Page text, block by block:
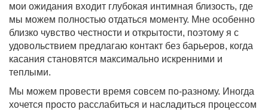
мои ожидания входит глубокая интимная близость, где
мы можем полностью отдаться моменту. Мне особенно
близко чувство честности и открытости, поэтому я с
удовольствием предлагаю контакт без барьеров, когда
касания становятся максимально искренними и
теплыми.
Мы можем провести время совсем по-разному. Иногда
хочется просто расслабиться и насладиться процессом